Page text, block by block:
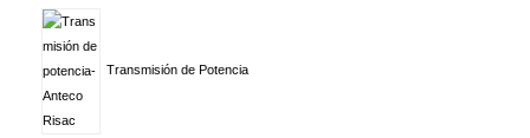
Transmisión de Potencia